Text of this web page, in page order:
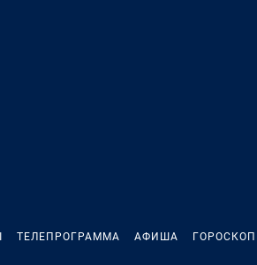
ТЕЛЕПРОГРАММА АФИША ГОРОСКОП